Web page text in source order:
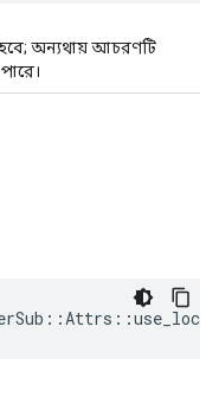
হবে; অন্যথায় আচরণটি